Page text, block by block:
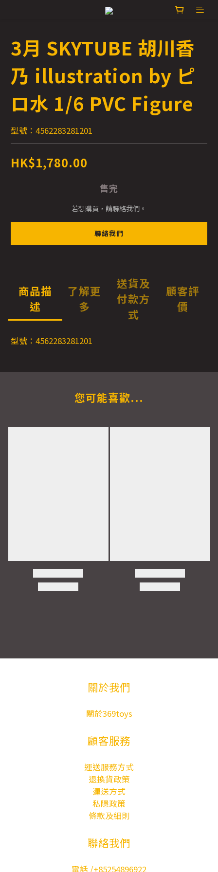
3月 SKYTUBE 胡川香
乃 illustration by ピ
ロ水 1/6 PVC Figure
型號：4562283281201
HK$1,780.00
售完
若想購買，請聯絡我們。
聯絡我們
商品描
述
了解更
多
送貨及
付款方
式
顧客評
價
型號：4562283281201
您可能喜歡...
關於我們
關於369toys
顧客服務
運送服務方式
退換貨政策
運送方式
私隱政策
條款及細則
聯絡我們
電話 /+85254896922